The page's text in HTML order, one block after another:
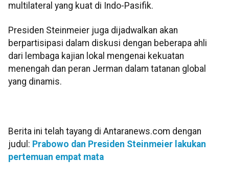
multilateral yang kuat di Indo-Pasifik.
Presiden Steinmeier juga dijadwalkan akan
berpartisipasi dalam diskusi dengan beberapa ahli
dari lembaga kajian lokal mengenai kekuatan
menengah dan peran Jerman dalam tatanan global
yang dinamis.
Berita ini telah tayang di Antaranews.com dengan
judul: Prabowo dan Presiden Steinmeier lakukan
pertemuan empat mata